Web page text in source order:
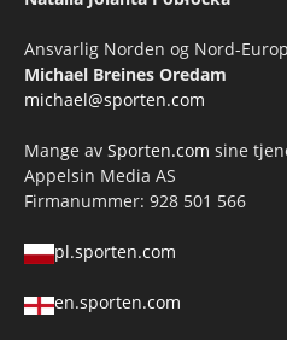
Ansvarlig Norden og Nord-
Michael Breines Oredam
michael@sporten.com
Mange av Sporten.com sine
Appelsin Media AS
Firmanummer: 928 501 566
pl.sporten.com
en.sporten.com